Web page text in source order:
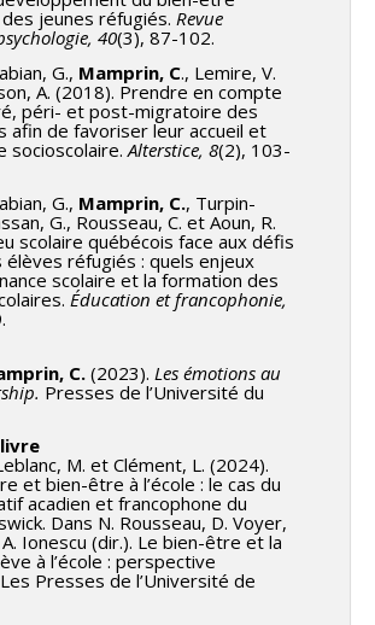
jeunes réfugiés. Revue
40(3), 87-102.
G., Mamprin, C., Lemire, V.
A. (2018). Prendre en compte
péri- et post-migratoire des
afin de favoriser leur accueil et
socioscolaire. Alterstice, 8(2), 103-
G., Mamprin, C., Turpin-
G., Rousseau, C. et Aoun, R.
scolaire québécois face aux défis
élèves réfugiés : quels enjeux
scolaire et la formation des
Éducation et francophonie,
C. (2023). Les émotions au
Presses de l’Université du
M. et Clément, L. (2024).
et bien-être à l’école : le cas du
acadien et francophone du
Dans N. Rousseau, D. Voyer,
Ionescu (dir.). Le bien-être et la
à l’école : perspective
Presses de l’Université de